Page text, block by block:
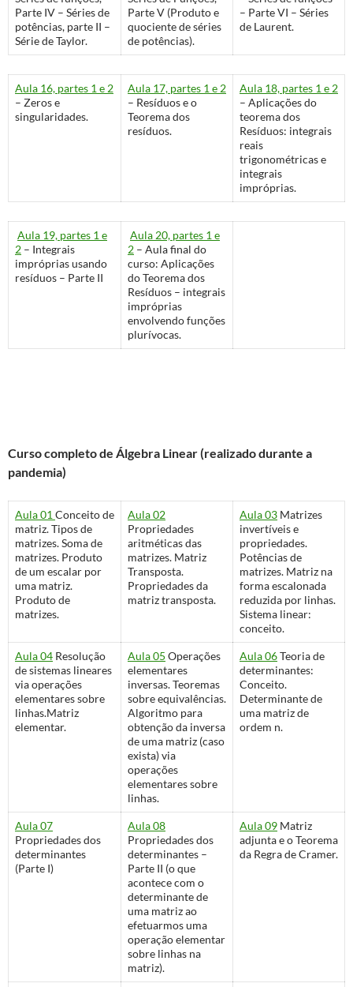
Parte IV – Séries de
potências, parte II –
Série de Taylor.
Parte V (Produto e
quociente de séries
de potências).
– Parte VI – Séries
de Laurent.
Aula 16, partes 1 e 2
– Zeros e
singularidades.
Aula 17, partes 1 e 2
– Resíduos e o
Teorema dos
resíduos.
Aula 18, partes 1 e 2
– Aplicações do
teorema dos
Resíduos: integrais
reais
trigonométricas e
integrais
impróprias.
Aula 19, partes 1 e
2 – Integrais
impróprias usando
resíduos – Parte II
Aula 20, partes 1 e
2 – Aula final do
curso: Aplicações
do Teorema dos
Resíduos – integrais
impróprias
envolvendo funções
plurívocas.
Curso completo de Álgebra Linear (realizado durante a
pandemia)
Aula 01 Conceito de
matriz. Tipos de
matrizes. Soma de
matrizes. Produto
de um escalar por
uma matriz.
Produto de
matrizes.
Aula 02
Propriedades
aritméticas das
matrizes. Matriz
Transposta.
Propriedades da
matriz transposta.
Aula 03 Matrizes
invertíveis e
propriedades.
Potências de
matrizes. Matriz na
forma escalonada
reduzida por linhas.
Sistema linear:
conceito.
Aula 04 Resolução
de sistemas lineares
via operações
elementares sobre
linhas.Matriz
elementar.
Aula 05 Operações
elementares
inversas. Teoremas
sobre equivalências.
Algoritmo para
obtenção da inversa
de uma matriz (caso
exista) via
operações
elementares sobre
linhas.
Aula 06Teoria de
determinantes:
Conceito.
Determinante de
uma matriz de
ordem n.
Aula 07
Propriedades dos
determinantes
(Parte I)
Aula 08
Propriedades dos
determinantes –
Parte II (o que
acontece com o
determinante de
uma matriz ao
efetuarmos uma
operação elementar
sobre linhas na
matriz).
Aula 09 Matriz
adjunta e o Teorema
da Regra de Cramer.